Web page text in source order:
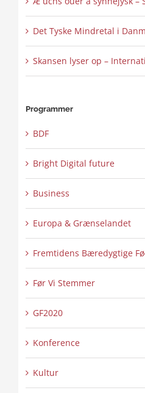
Det Tyske Mindretal i
Skansen lyser op –
Programmer
BDF
Bright Digital future
Business
Europa & Grænselandet
Fremtidens Bæredygtige
Før Vi Stemmer
GF2020
Konference
Kultur